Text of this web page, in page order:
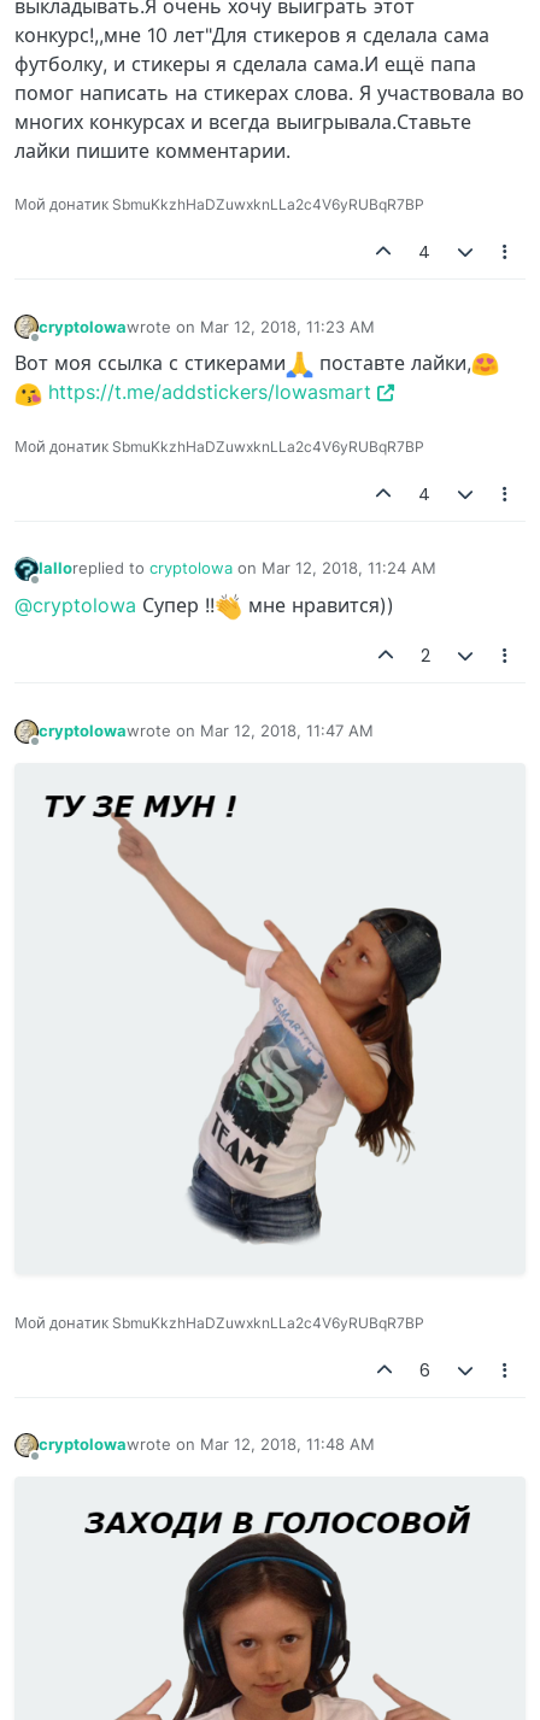
выкладывать.Я очень хочу выиграть этот
конкурс!,,мне 10 лет"Для стикеров я сделала сама
футболку, и стикеры я сделала сама.И ещё папа
помог написать на стикерах слова. Я участвовала во
многих конкурсах и всегда выигрывала.Ставьте
лайки пишите комментарии.
Мой донатик SbmuKkzhHaDZuwxknLLa2c4V6yRUBqR7BP
4
cryptolowawrote on Mar 12, 2018, 11:23 AM
last edited by
Вот моя ссылка с стикерами
поставте лайки,
https://t.me/addstickers/lowasmart
Мой донатик SbmuKkzhHaDZuwxknLLa2c4V6yRUBqR7BP
4
Offline
Ialloreplied to cryptolowa on Mar 12, 2018, 11:24 AM
last edited by
@cryptolowa Супер !! мне нравится))
2
cryptolowawrote on Mar 12, 2018, 11:47 AM
last edited by
Мой донатик SbmuKkzhHaDZuwxknLLa2c4V6yRUBqR7BP
6
cryptolowawrote on Mar 12, 2018, 11:48 AM
last edited by